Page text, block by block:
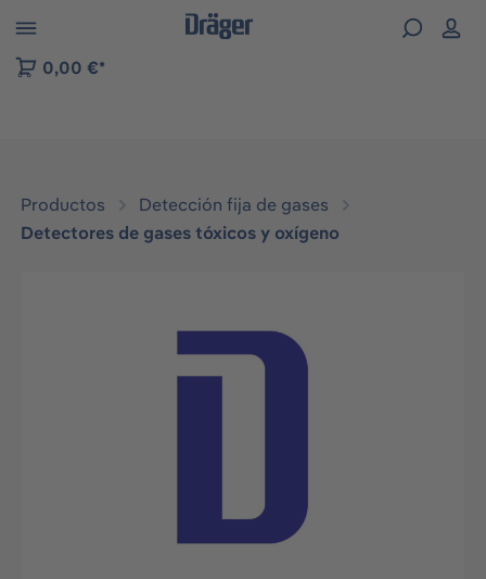
to B2B platform navigation
0,00 €*
Productos
Detección fija de gases
Detectores de gases tóxicos y oxígeno
Omitir galería de imágenes